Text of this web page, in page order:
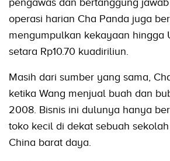
operasi harian Cha Panda juga
mengumpulkan kekayaan hingga
setara Rp10.70 kuadiriliun.
Masih dari sumber yang sama,
ketika Wang menjual buah dan
2008. Bisnis ini dulunya hanya
toko kecil di dekat sebuah sekolah
China barat daya.